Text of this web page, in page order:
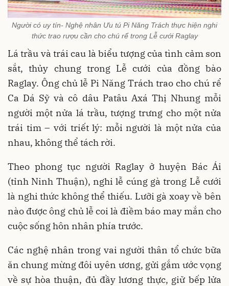
Người có uy tín- Nghệ nhân Ưu tú Pi Năng Trách thực hiện nghi
thức trao rượu cần cho chú rể trong Lễ cưới Raglay
Lá trầu và trái cau là biểu tượng của tình cảm son
sắt, thủy chung trong Lễ cưới của đồng bào
Raglay. Ông chủ lễ Pi Năng Trách trao cho chú rể
Ca Dá Sỹ và cô dâu Patâu Axá Thị Nhung mỗi
người một nửa lá trầu, tượng trưng cho một nửa
trái tim – với triết lý: mỗi người là một nửa của
nhau, không thể tách rời.
Theo phong tục người Raglay ở huyện Bác Ái
(tỉnh Ninh Thuận), nghi lễ cúng gà trong Lễ cưới
là nghi thức không thể thiếu. Lưỡi gà xoay về bên
nào được ông chủ lễ coi là điềm báo may mắn cho
cuộc sống hôn nhân phía trước.
Các nghệ nhân trong vai người thân tổ chức bữa
ăn chung mừng đôi uyên ương, gửi gắm ước vọng
về sự hòa thuận, đủ đầy lương thực, giữ bếp lửa